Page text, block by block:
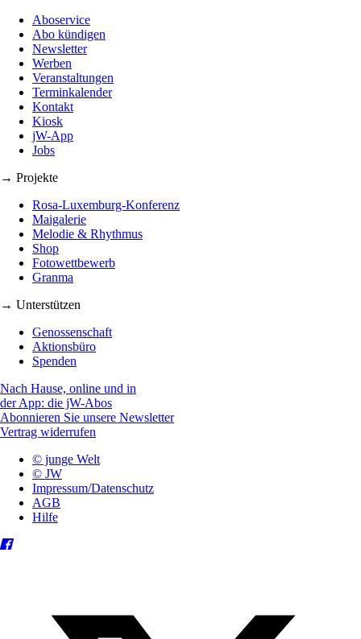
Aboservice
Abo kündigen
Newsletter
Werben
Veranstaltungen
Terminkalender
Kontakt
Kiosk
jW-App
Jobs
→ Projekte
Rosa-Luxemburg-Konferenz
Maigalerie
Melodie & Rhythmus
Shop
Fotowettbewerb
Granma
→ Unterstützen
Genossenschaft
Aktionsbüro
Spenden
Nach Hause, online und in
der App: die jW-Abos
Abonnieren Sie unsere Newsletter
Vertrag widerrufen
© junge Welt
© JW
Impressum/Datenschutz
AGB
Hilfe